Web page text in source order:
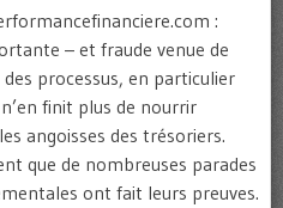
:
– et fraude venue de
processus, en particulier
finit plus de nourrir
angoisses des trésoriers.
que de nombreuses parades
ont fait leurs preuves.